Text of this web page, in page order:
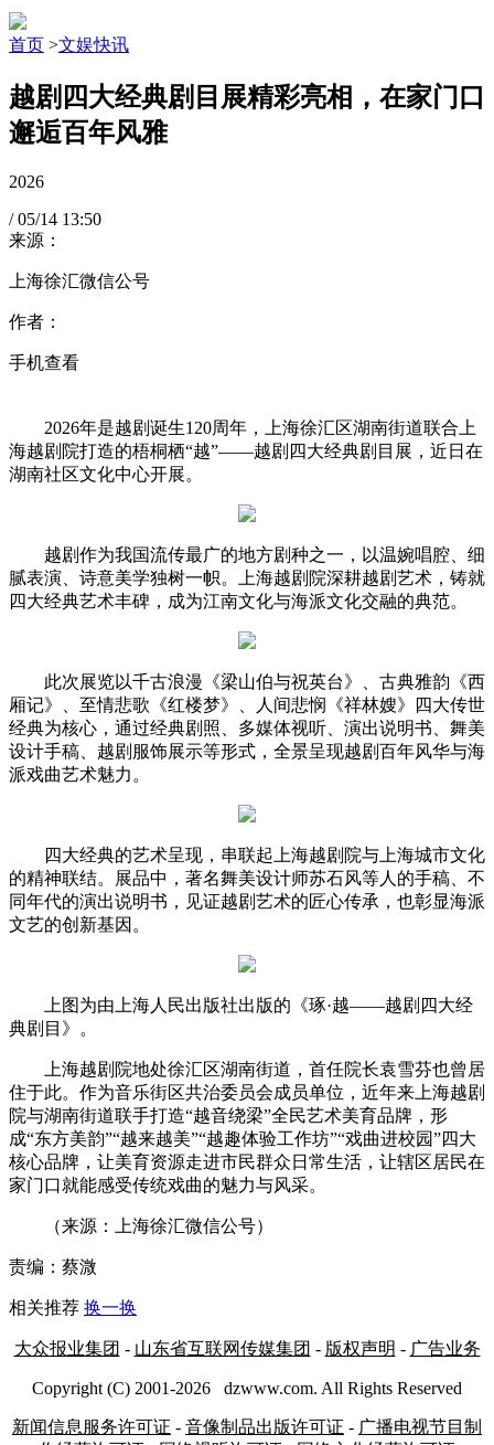
首页 >文娱快讯
越剧四大经典剧目展精彩亮相，在家门口
邂逅百年风雅
2026
/ 05/14 13:50
来源：
上海徐汇微信公号
作者：
手机查看
2026年是越剧诞生120周年，上海徐汇区湖南街道联合上
海越剧院打造的梧桐栖“越”——越剧四大经典剧目展，近日在
湖南社区文化中心开展。
越剧作为我国流传最广的地方剧种之一，以温婉唱腔、细
腻表演、诗意美学独树一帜。上海越剧院深耕越剧艺术，铸就
四大经典艺术丰碑，成为江南文化与海派文化交融的典范。
此次展览以千古浪漫《梁山伯与祝英台》、古典雅韵《西
厢记》、至情悲歌《红楼梦》、人间悲悯《祥林嫂》四大传世
经典为核心，通过经典剧照、多媒体视听、演出说明书、舞美
设计手稿、越剧服饰展示等形式，全景呈现越剧百年风华与海
派戏曲艺术魅力。
四大经典的艺术呈现，串联起上海越剧院与上海城市文化
的精神联结。展品中，著名舞美设计师苏石风等人的手稿、不
同年代的演出说明书，见证越剧艺术的匠心传承，也彰显海派
文艺的创新基因。
上图为由上海人民出版社出版的《琢·越——越剧四大经
典剧目》。
上海越剧院地处徐汇区湖南街道，首任院长袁雪芬也曾居
住于此。作为音乐街区共治委员会成员单位，近年来上海越剧
院与湖南街道联手打造“越音绕梁”全民艺术美育品牌，形
成“东方美韵”“越来越美”“越趣体验工作坊”“戏曲进校园”四大
核心品牌，让美育资源走进市民群众日常生活，让辖区居民在
家门口就能感受传统戏曲的魅力与风采。
（来源：上海徐汇微信公号）
责编：蔡溦
相关推荐 换一换
大众报业集团 - 山东省互联网传媒集团 - 版权声明 - 广告业务
Copyright (C) 2001-2026 dzwww.com. All Rights Reserved
新闻信息服务许可证 - 音像制品出版许可证 - 广播电视节目制